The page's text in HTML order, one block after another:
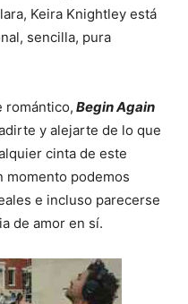
Keira Knightley está
sencilla, pura
romántico, Begin Again
y alejarte de lo que
cinta de este
momento podemos
e incluso parecerse
de amor en sí.